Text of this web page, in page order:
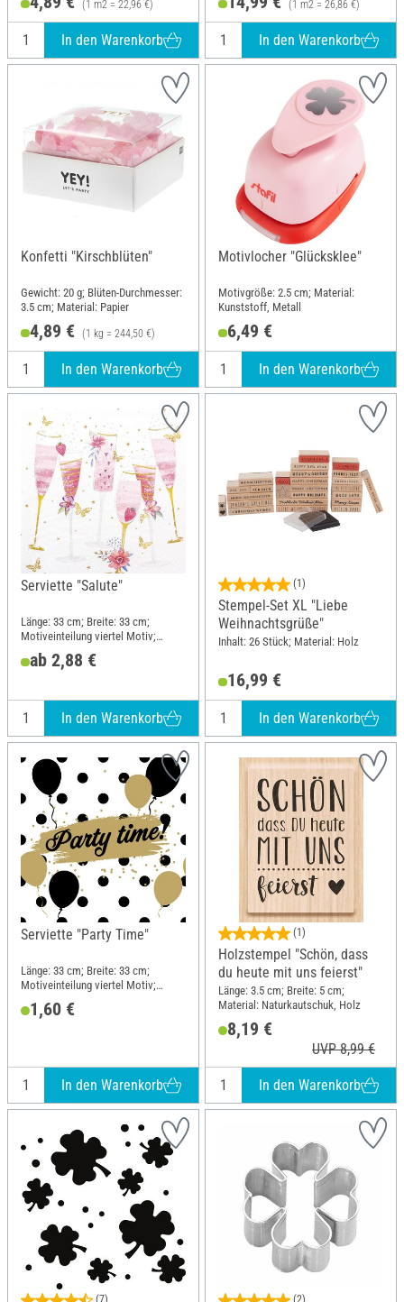
(1 m2 = 22,96 €)
In den Warenkorb
(1 m2 = 26,86 €)
In den Warenkorb
Konfetti "Kirschblüten"
Gewicht: 20 g; Blüten-Durchmesser:
3.5 cm; Material: Papier
4,89 € (1 kg = 244,50 €)
In den Warenkorb
Motivlocher "Glücksklee"
Motivgröße: 2.5 cm; Material:
Kunststoff, Metall
6,49 €
In den Warenkorb
Serviette "Salute"
Länge: 33 cm; Breite: 33 cm;
Motiveinteilung viertel Motiv;
Material: Papier
ab 2,88 €
In den Warenkorb
(1)
Stempel-Set XL "Liebe
Weihnachtsgrüße"
Inhalt: 26 Stück; Material: Holz
16,99 €
In den Warenkorb
Serviette "Party Time"
Länge: 33 cm; Breite: 33 cm;
Motiveinteilung viertel Motiv;
1,60 €
In den Warenkorb
(1)
Holzstempel "Schön, dass
du heute mit uns feierst"
Länge: 3.5 cm; Breite: 5 cm;
Material: Naturkautschuk, Holz
8,19 €
UVP 8,99 €
In den Warenkorb
(7) (2)